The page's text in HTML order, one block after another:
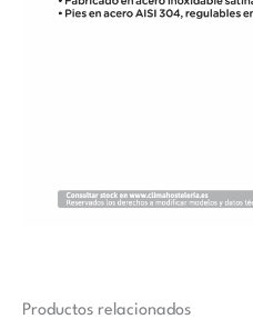
Productos relacionados